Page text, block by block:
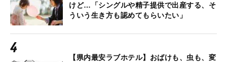
けど…「シングルや精子提供で出産する、そ
ういう生き方も認めてもらいたい」
【県内最安ラブホテル】おばけも、虫も、変